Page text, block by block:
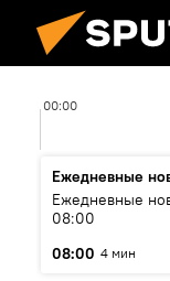
00:00
Ежедневные
Ежедневные
08:00
08:00 4 мин